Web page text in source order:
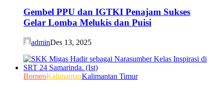
Gembel PPU dan IGTKI Penajam Sukses
Gelar Lomba Melukis dan Puisi
adminDes 13, 2025
BorneoKalimantanKalimantan Timur